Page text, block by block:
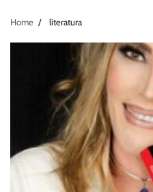
Home literatura